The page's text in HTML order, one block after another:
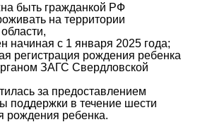
быть гражданкой РФ
на территории
начиная с 1 января 2025 года;
регистрация рождения ребенка
ЗАГС Свердловской
за предоставлением
поддержки в течение шести
рождения ребенка.